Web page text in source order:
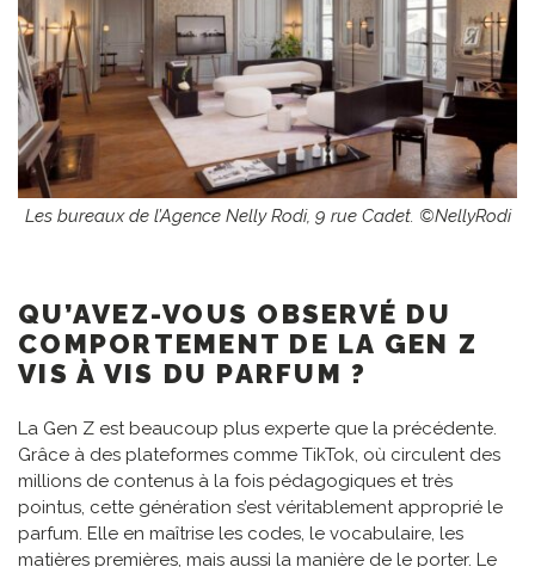
Les bureaux de l’Agence Nelly Rodi, 9 rue Cadet. ©NellyRodi
QU’AVEZ-VOUS OBSERVÉ DU
COMPORTEMENT DE LA GEN Z
VIS À VIS DU PARFUM ?
La Gen Z est beaucoup plus experte que la précédente.
Grâce à des plateformes comme TikTok, où circulent des
millions de contenus à la fois pédagogiques et très
pointus, cette génération s’est véritablement approprié le
parfum. Elle en maîtrise les codes, le vocabulaire, les
matières premières, mais aussi la manière de le porter. Le